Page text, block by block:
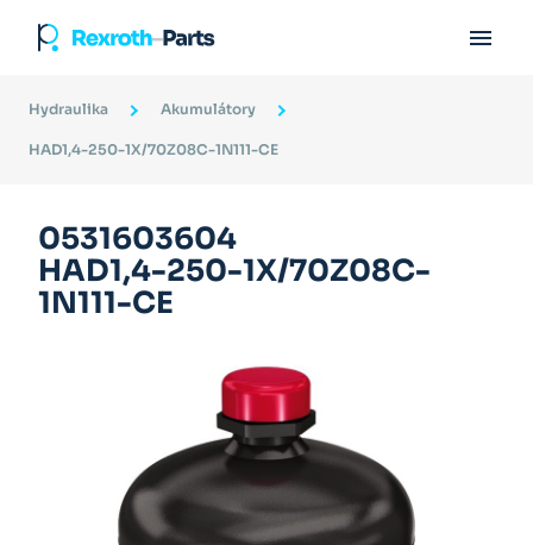

Hydraulika Akumulátory
HAD1,4-250-1X/70Z08C-1N111-CE
0531603604
HAD1,4-250-1X/70Z08C-
1N111-CE